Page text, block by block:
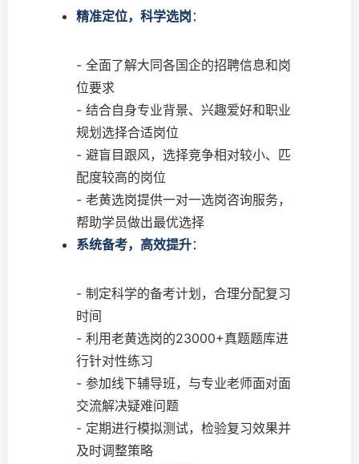
精准定位，科学选岗 ：
- 全面了解大同各国企的招聘信息和岗
位要求
- 结合自身专业背景、兴趣爱好和职业
规划选择合适岗位
- 避盲目跟风，选择竞争相对较小、匹
配度较高的岗位
- 老黄选岗提供一对一选岗咨询服务，
帮助学员做出最优选择
系统备考，高效提升：
- 制定科学的备考计划，合理分配复习
时间
- 利用老黄选岗的23000+真题题库进
行针对性练习
- 参加线下辅导班，与专业老师面对面
交流解决疑难问题
- 定期进行模拟测试，检验复习效果并
及时调整策略